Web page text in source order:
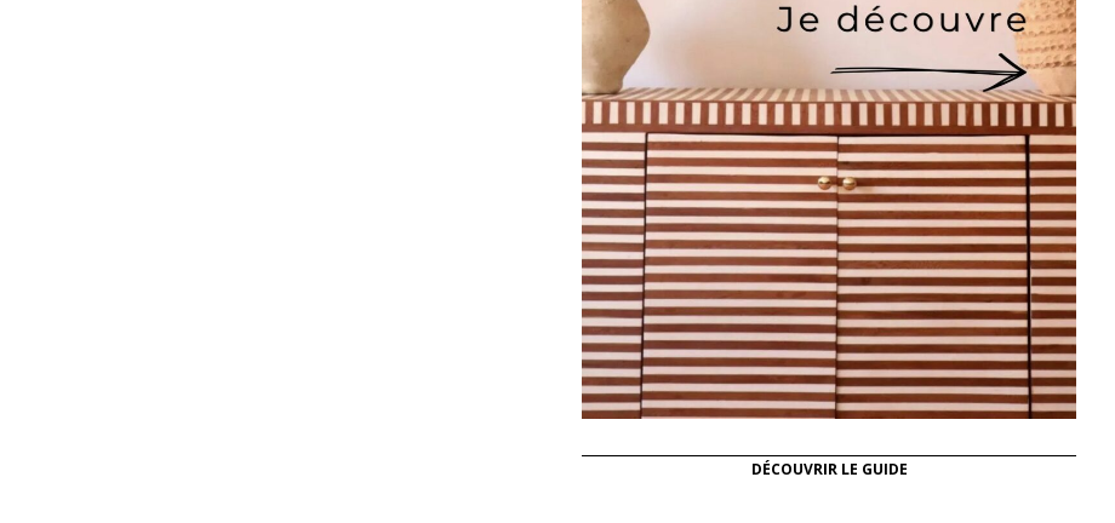
DÉCOUVRIR LE GUIDE